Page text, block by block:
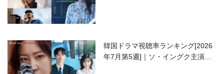
韓国ドラマ視聴率ランキング[2026
年7月第5週]｜ソ・イングク主演の